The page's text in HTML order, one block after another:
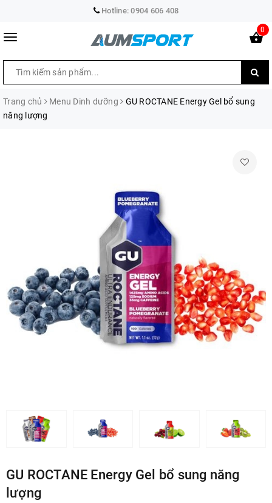
Hotline:0904 606 408
0
Trang chủ Menu Dinh dưỡng
GU ROCTANE Energy Gel bổ sung
năng lượng
GU ROCTANE Energy Gel bổ sung năng
lượng